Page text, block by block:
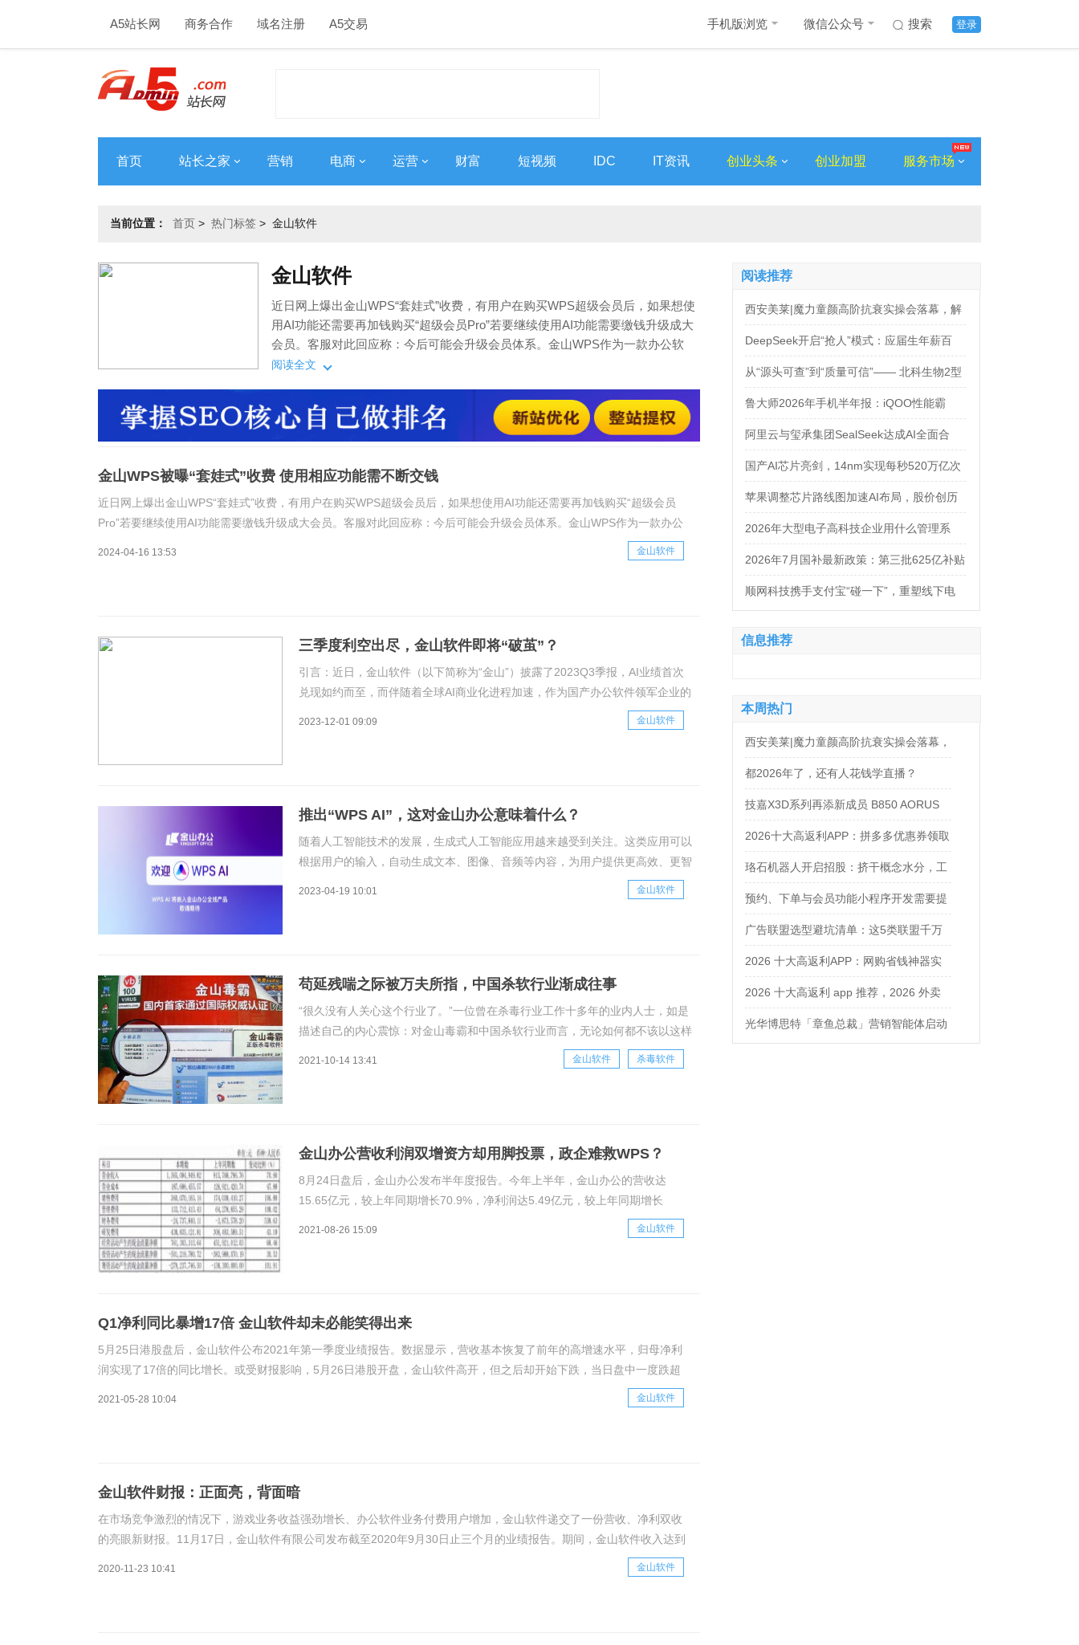
A5站长网 商务合作 域名注册 A5交易 登录
搜索
手机版浏览 微信公众号
首页 站长之家 营销 电商 运营 财富 短视频 IDC IT资讯 创业头条 创业加盟 服务市场
当前位置： 首页 > 热门标签 > 金山软件
金山软件
近日网上爆出金山WPS“套娃式”收费，有用户在购买WPS超级会员后，如果想使
用AI功能还需要再加钱购买“超级会员Pro”若要继续使用AI功能需要缴钱升级成大
会员。客服对此回应称：今后可能会升级会员体系。金山WPS作为一款办公软
件，是很多打工人在工作中极为常用的工具，不少功能需要通过成为会员才能使
阅读全文
金山WPS被曝“套娃式”收费 使用相应功能需不断交钱
近日网上爆出金山WPS“套娃式”收费，有用户在购买WPS超级会员后，如果想使用AI功能还需要再加钱购买“超级会员
Pro”若要继续使用AI功能需要缴钱升级成大会员。客服对此回应称：今后可能会升级会员体系。金山WPS作为一款办公
2024-04-16 13:53 金山软件
三季度利空出尽，金山软件即将“破茧”？
引言：近日，金山软件（以下简称为“金山”）披露了2023Q3季报，AI业绩首次
兑现如约而至，而伴随着全球AI商业化进程加速，作为国产办公软件领军企业的
金山软件是否也迎来了新的盈利风口期？基本盘稳健，净利润同比扭亏整体来
看，三季度金山依旧保持稳定增长态势，财报数据显示，金山23Q3营收为
2023-12-01 09:09 金山软件
推出“WPS AI”，这对金山办公意味着什么？
随着人工智能技术的发展，生成式人工智能应用越来越受到关注。这类应用可以
根据用户的输入，自动生成文本、图像、音频等内容，为用户提供更高效、更智
能、更个性化的服务。近年来，国内外相关企业纷纷加大类ChatGPT研发力
度，试图在这一领域占据先机。作为国内领先的协同办公软件提供商，金山办公
2023-04-19 10:01 金山软件
苟延残喘之际被万夫所指，中国杀软行业渐成往事
“很久没有人关心这个行业了。”一位曾在杀毒行业工作十多年的业内人士，如是
描述自己的内心震惊：对金山毒霸和中国杀软行业而言，无论如何都不该以这样
的方式，重回公众视野。作者|刘珊珊编辑|杨铭1999年初，两年前立项的金山杀
毒软件准备上市了，履新不久的金山软件总经理，被《硅谷之火》一书改变人生
2021-10-14 13:41 金山软件 杀毒软件
金山办公营收利润双增资方却用脚投票，政企难救WPS？
8月24日盘后，金山办公发布半年度报告。今年上半年，金山办公的营收达
15.65亿元，较上年同期增长70.9%，净利润达5.49亿元，较上年同期增长
53.54%，扣非净利润达4.59亿元，较上年同期增长72.65%。初步看来，金山办
公展示出的数据相对健康，营收、净利润同比增幅均超过50%，增长速度较快
2021-08-26 15:09 金山软件
Q1净利同比暴增17倍 金山软件却未必能笑得出来
5月25日港股盘后，金山软件公布2021年第一季度业绩报告。数据显示，营收基本恢复了前年的高增速水平，归母净利
润实现了17倍的同比增长。或受财报影响，5月26日港股开盘，金山软件高开，但之后却开始下跌，当日盘中一度跌超
2021-05-28 10:04 金山软件
金山软件财报：正面亮，背面暗
在市场竞争激烈的情况下，游戏业务收益强劲增长、办公软件业务付费用户增加，金山软件递交了一份营收、净利双收
的亮眼新财报。11月17日，金山软件有限公司发布截至2020年9月30日止三个月的业绩报告。期间，金山软件收入达到
2020-11-23 10:41 金山软件
阅读推荐
西安美莱|魔力童颜高阶抗衰实操会落幕，解
锁自然年轻新姿态
DeepSeek开启“抢人”模式：应届生年薪百
万，法务岗高达160万！
从“源头可查”到“质量可信”—— 北科生物2型
糖尿病项目如何实现“药品级质控”
鲁大师2026年手机半年报：iQOO性能霸
榜，天玑9500统治延续，OPPO蝉联流畅双
榜冠军
阿里云与玺承集团SealSeek达成AI全面合
作，共建电商AI新生态
国产AI芯片亮剑，14nm实现每秒520万亿次
运算
苹果调整芯片路线图加速AI布局，股价创历
史新高
2026年大型电子高科技企业用什么管理系
统？四大服务商对比推荐
2026年7月国补最新政策：第三批625亿补贴
正式落地！京东手机家电空调电脑各品类国
了！
顺网科技携手支付宝“碰一下”，重塑线下电
信息推荐
本周热门
西安美莱|魔力童颜高阶抗衰实操会落幕，
解锁自然年轻新姿态
都2026年了，还有人花钱学直播？
技嘉X3D系列再添新成员 B850 AORUS
ELITE X3D主板强化性能体验
2026十大高返利APP：拼多多优惠券领取
攻略
珞石机器人开启招股：挤干概念水分，工
业、协作、具身三箭齐发
预约、下单与会员功能小程序开发需要提
前确认什么
广告联盟选型避坑清单：这5类联盟千万
别碰
2026 十大高返利APP：网购省钱神器实
测对比
2026 十大高返利 app 推荐，2026 外卖
优惠券在哪领？网购平价神器测评
光华博思特「章鱼总裁」营销智能体启动